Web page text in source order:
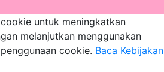
untuk meningkatkan
melanjutkan menggunakan
cookie. Baca Kebijakan